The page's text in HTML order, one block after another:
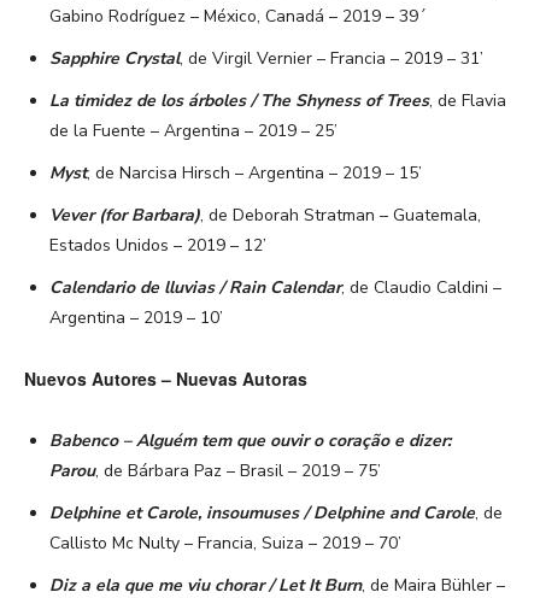
Gabino Rodríguez – México, Canadá – 2019 – 39´
Sapphire Crystal, de Virgil Vernier – Francia – 2019 – 31’
La timidez de los árboles / The Shyness of Trees, de Flavia
de la Fuente – Argentina – 2019 – 25’
Myst, de Narcisa Hirsch – Argentina – 2019 – 15’
Vever (for Barbara), de Deborah Stratman – Guatemala,
Estados Unidos – 2019 – 12’
Calendario de lluvias / Rain Calendar, de Claudio Caldini –
Argentina – 2019 – 10’
Nuevos Autores – Nuevas Autoras
Babenco – Alguém tem que ouvir o coração e dizer:
Parou, de Bárbara Paz – Brasil – 2019 – 75’
Delphine et Carole, insoumuses / Delphine and Carole, de
Callisto Mc Nulty – Francia, Suiza – 2019 – 70’
Diz a ela que me viu chorar / Let It Burn, de Maira Bühler –